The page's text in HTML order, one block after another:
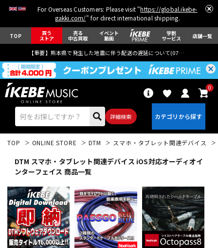
For Overseas Customers: Please visit "https://global.ikebe-
gakki.com/" for direct international shipping.
TOP 買う
ストア
売る
中古買取
イベント
動画
学割
サービス 店舗一覧
【重要】熊本県で発生した地震に伴う配送の遅延について(07月29日
詳細検索
0
エレキギター アコギ/エレアコ
ベース ウクレレ
TOP ONLINE STORE DTM スマホ・タブレット関連デバイス
DTM スマホ・タブレット関連デバイス iOS対応オーディオイ
ンターフェイス 商品一覧